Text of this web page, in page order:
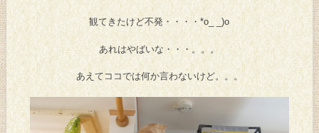
観てきたけど不発・・・・*o_ _)o
あれはやばいな・・・。。。
あえてココでは何か言わないけど。。。